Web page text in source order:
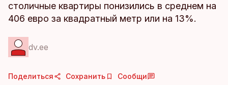
столичные квартиры понизились в среднем на
406 евро за квадратный метр или на 13%.
dv.ee
Поделиться Сохранить Сообщи